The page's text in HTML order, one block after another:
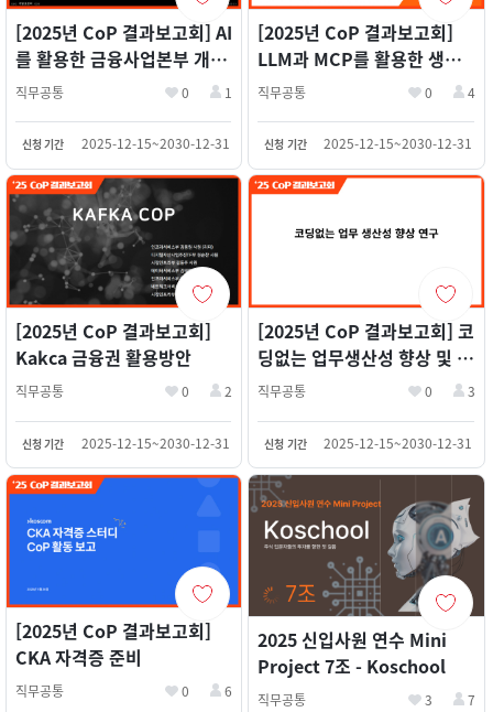
[2025년 CoP 결과보고회] AI
를 활용한 금융사업본부 개발
생산성 증진
직무공통 0 1
신청 기간 2025-12-15~2030-12-31
[2025년 CoP 결과보고회]
LLM과 MCP를 활용한 생산
성향상
직무공통 0 4
신청 기간 2025-12-15~2030-12-31
[2025년 CoP 결과보고회]
Kakca 금융권 활용방안
직무공통 0 2
신청 기간 2025-12-15~2030-12-31
[2025년 CoP 결과보고회] 코
딩없는 업무생산성 향상 및 금
융권 활용방안 연구
직무공통 0 3
신청 기간 2025-12-15~2030-12-31
[2025년 CoP 결과보고회]
CKA 자격증 준비
직무공통 0 6
2025 신입사원 연수 Mini
Project 7조 - Koschool
직무공통 3 7